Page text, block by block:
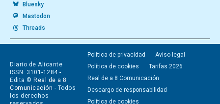
Bluesky
Mastodon
Threads
Diario de Alicante
ISSN: 3101-1284 -
Edita © Real de a 8
Comunicación - Todos
los derechos
Política de privacidad
Aviso legal
Política de cookies
Tarifas 2026
Real de a 8 Comunicación
Descargo de responsabilidad
Política de cookies